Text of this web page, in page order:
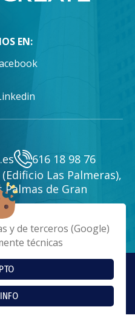
y de terceros (Google)
técnicas
EN:
616 18 98 76
Las Palmeras),
Palmas de Gran
los derechos reservados
Política de Privacidad
Web Las Palmas